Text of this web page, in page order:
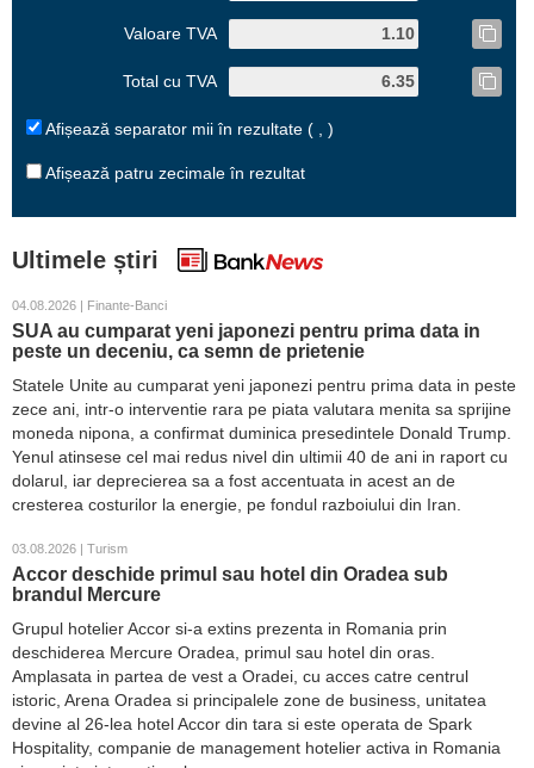
Valoare TVA
Total cu TVA
Afișează separator mii în rezultate ( , )
Afișează patru zecimale în rezultat
Ultimele știri
04.08.2026 | Finante-Banci
SUA au cumparat yeni japonezi pentru prima data in
peste un deceniu, ca semn de prietenie
Statele Unite au cumparat yeni japonezi pentru prima data in peste
zece ani, intr-o interventie rara pe piata valutara menita sa sprijine
moneda nipona, a confirmat duminica presedintele Donald Trump.
Yenul atinsese cel mai redus nivel din ultimii 40 de ani in raport cu
dolarul, iar deprecierea sa a fost accentuata in acest an de
cresterea costurilor la energie, pe fondul razboiului din Iran.
03.08.2026 | Turism
Accor deschide primul sau hotel din Oradea sub
brandul Mercure
Grupul hotelier Accor si-a extins prezenta in Romania prin
deschiderea Mercure Oradea, primul sau hotel din oras.
Amplasata in partea de vest a Oradei, cu acces catre centrul
istoric, Arena Oradea si principalele zone de business, unitatea
devine al 26-lea hotel Accor din tara si este operata de Spark
Hospitality, companie de management hotelier activa in Romania